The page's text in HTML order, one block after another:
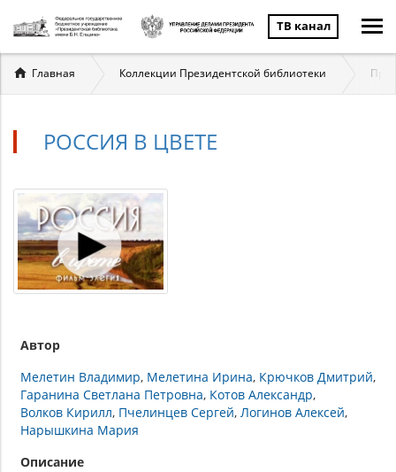
ТВ канал
Вы
здесь
Главная Коллекции Президентской библиотеки
РОССИЯ В ЦВЕТЕ
Автор
Мелетин Владимир Мелетина Ирина Крючков Дмитрий
Гаранина Светлана Петровна Котов Александр
Волков Кирилл Пчелинцев Сергей Логинов Алексей
Нарышкина Мария
Описание